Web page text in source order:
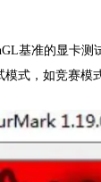
基准的显卡
式，如竞赛模